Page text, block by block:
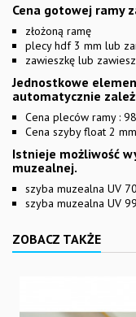
Cena gotowej ramy
złożoną ramę
plecy hdf 3 mm lub
zawieszkę lub
Jednostkowe
automatycznie
Cena pleców ramy :
Cena szyby float 2
Istnieje możliwość
muzealnej.
szyba muzealna UV
szyba muzealna UV
ZOBACZ TAKŻE